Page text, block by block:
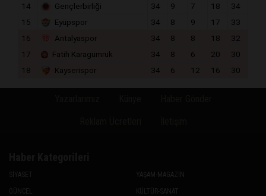
14
Gençlerbirliği 34 9 7 18
34
15
Eyüpspor 34 8 9 17
33
16
Antalyaspor 34 8 8 18
32
17
Fatih Karagümrük 34 8 6 20
30
18
Kayserispor 34 6 12 16 30
SİYASET
GÜNCEL
YAŞAM-MAGAZİN
KÜLTÜR-SANAT